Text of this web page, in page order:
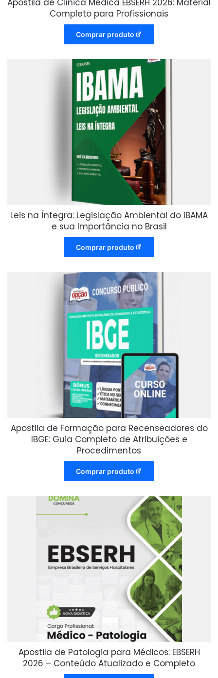
Completo para Profissionais
Comprar produto
Leis na Íntegra: Legislação Ambiental do IBAMA
e sua Importância no Brasil
Comprar produto
Apostila de Formação para Recenseadores do
IBGE: Guia Completo de Atribuições e
Procedimentos
Comprar produto
Apostila de Patologia para Médicos: EBSERH
2026 – Conteúdo Atualizado e Completo